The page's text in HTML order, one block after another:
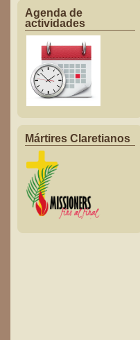
Agenda de
actividades
Mártires Claretianos